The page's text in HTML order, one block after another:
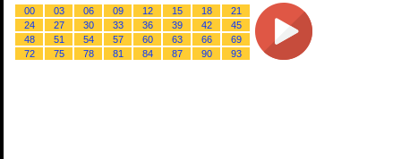
00 03 06 09 12 15 18
21
24
27 30 33 36 39 42
45
48
51 54 57 60 63 66
69
72
75 78 81 84 87 90 93